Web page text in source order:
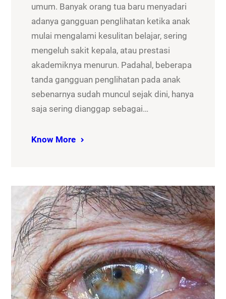
umum. Banyak orang tua baru menyadari
adanya gangguan penglihatan ketika anak
mulai mengalami kesulitan belajar, sering
mengeluh sakit kepala, atau prestasi
akademiknya menurun. Padahal, beberapa
tanda gangguan penglihatan pada anak
sebenarnya sudah muncul sejak dini, hanya
saja sering dianggap sebagai…
Know More